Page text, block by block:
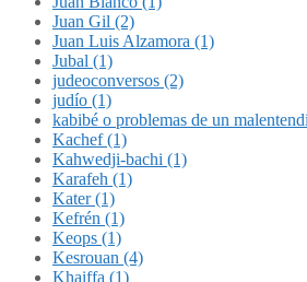
Juan Gil (2)
Juan Luis Alzamora (1)
Jubal (1)
judeoconversos (2)
judío (1)
kabibé o problemas de un
Kachef (1)
Kahwedji-bachi (1)
Karafeh (1)
Kater (1)
Kefrén (1)
Keops (1)
Kesrouan (4)
Khaiffa (1)